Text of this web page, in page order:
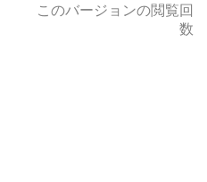
このバージョンの閲覧回
数